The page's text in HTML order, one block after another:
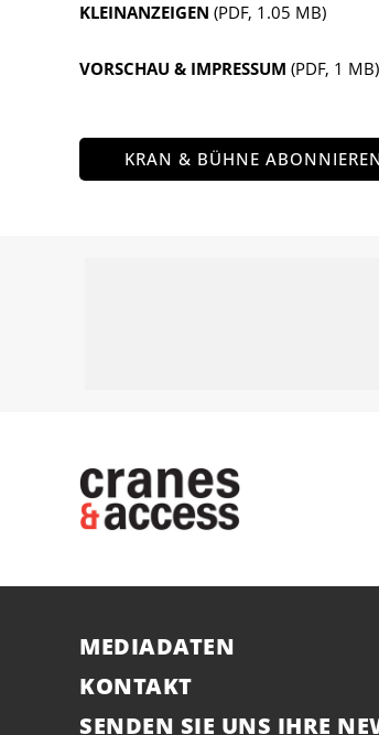
KLEINANZEIGEN (PDF, 1.05 MB)
VORSCHAU & IMPRESSUM (PDF, 1 MB)
KRAN & BÜHNE
MEDIADATEN
KONTAKT
SENDEN SIE UNS IHRE